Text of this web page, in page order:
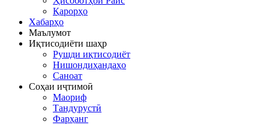
Қарорҳо
Хабарҳо
Маълумот
Иқтисодиёти шаҳр
Рушди иқтисодиёт
Нишондиҳандаҳо
Саноат
Соҳаи иҷтимоӣ
Маориф
Тандурустӣ
Фарҳанг